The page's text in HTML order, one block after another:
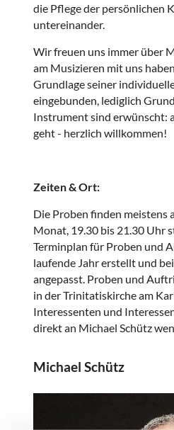
die Pflege der persönlichen
untereinander.
Wir freuen uns immer über
am Musizieren mit uns
Grundlage seiner
eingebunden, lediglich
Instrument sind erwünscht:
geht - herzlich willkommen!
Zeiten & Ort:
Die Proben finden meistens
Monat, 19.30 bis 21.30 Uhr
Terminplan für Proben und
laufende Jahr erstellt und
angepasst. Proben und
in der Trinitatiskirche am
Interessenten und
direkt an Michael Schütz
Michael Schütz